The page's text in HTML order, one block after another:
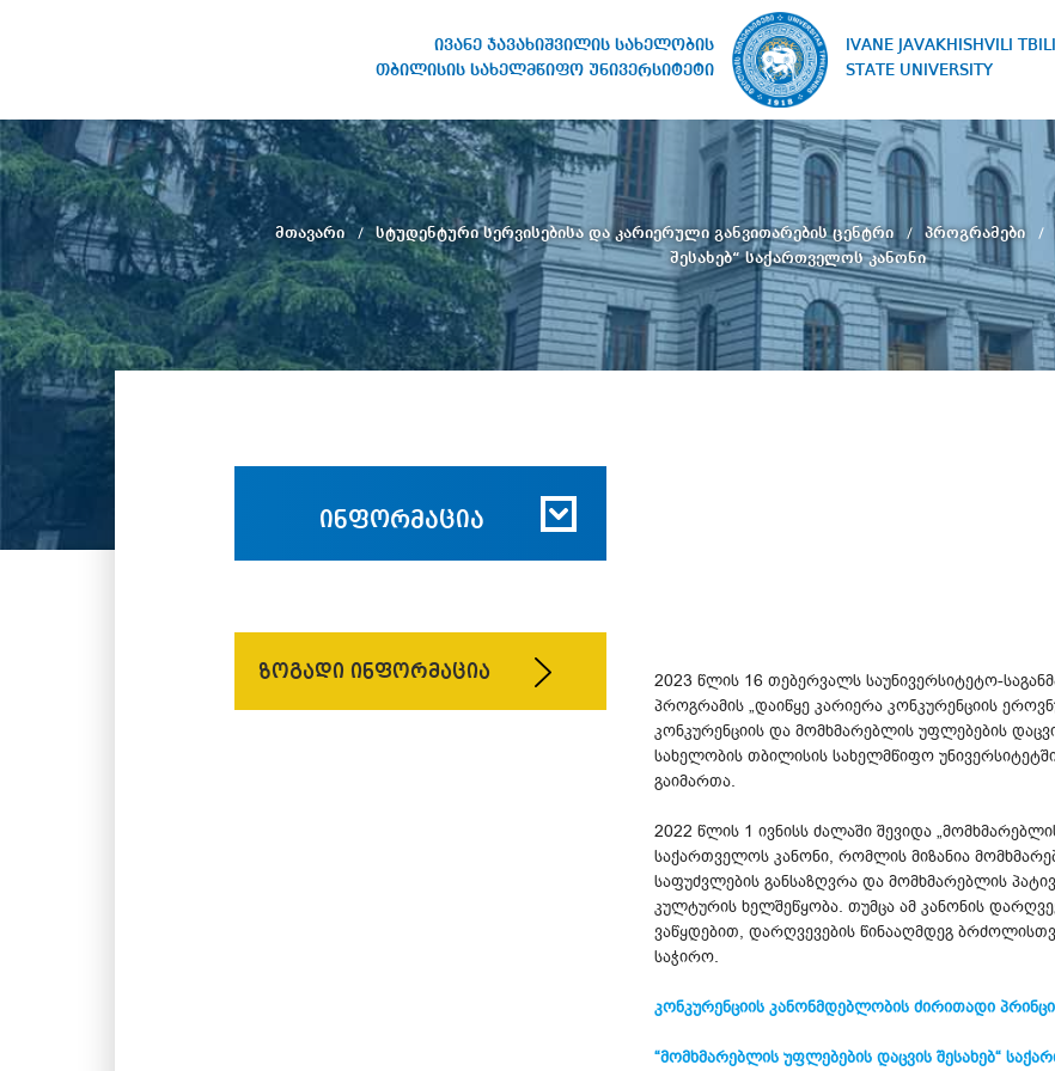
ივანე ჯავახიშვილის სახელობის
თბილისის სახელმწიფო უნივერსიტეტი
IVANE JAVAKHISHVILI
STATE UNIVERSITY
სახელობის თბილისის
სახელმწიფო უნივერსიტეტი
მთავარი სტუდენტური სერვისებისა და კარიერული განვითარების ცენტრი პროგრამები
შესახებ“ საქართველოს კანონი
ინფორმაცია
ზოგადი ინფორმაცია
2023 წლის 16 თებერვალს საუნივერსიტეტო-
პროგრამის „დაიწყე კარიერა კონკურენციის
კონკურენციის და მომხმარებლის უფლებების
სახელობის თბილისის სახელმწიფო
გაიმართა.
2022 წლის 1 ივნისს ძალაში შევიდა
საქართველოს კანონი, რომლის მიზანია
საფუძვლების განსაზღვრა და მომხმარებლის
კულტურის ხელშეწყობა. თუმცა ამ კანონის
ვაწყდებით, დარღვევების წინააღმდეგ
საჭირო.
კონკურენციის კანონმდებლობის ძირითადი
“მომხმარებლის უფლებების დაცვის შესახებ“